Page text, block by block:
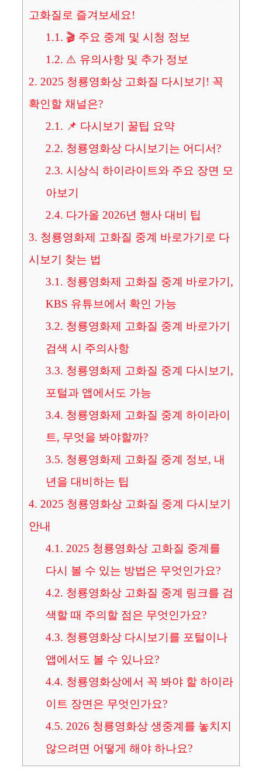
고화질로 즐겨보세요!
1.1. 🎬 주요 중계 및 시청 정보
1.2. ⚠️ 유의사항 및 추가 정보
2. 2025 청룡영화상 고화질 다시보기! 꼭
확인할 채널은?
2.1. 📌 다시보기 꿀팁 요약
2.2. 청룡영화상 다시보기는 어디서?
2.3. 시상식 하이라이트와 주요 장면 모
아보기
2.4. 다가올 2026년 행사 대비 팁
3. 청룡영화제 고화질 중계 바로가기로 다
시보기 찾는 법
3.1. 청룡영화제 고화질 중계 바로가기,
KBS 유튜브에서 확인 가능
3.2. 청룡영화제 고화질 중계 바로가기
검색 시 주의사항
3.3. 청룡영화제 고화질 중계 다시보기,
포털과 앱에서도 가능
3.4. 청룡영화제 고화질 중계 하이라이
트, 무엇을 봐야할까?
3.5. 청룡영화제 고화질 중계 정보, 내
년을 대비하는 팁
4. 2025 청룡영화상 고화질 중계 다시보기
안내
4.1. 2025 청룡영화상 고화질 중계를
다시 볼 수 있는 방법은 무엇인가요?
4.2. 청룡영화상 고화질 중계 링크를 검
색할 때 주의할 점은 무엇인가요?
4.3. 청룡영화상 다시보기를 포털이나
앱에서도 볼 수 있나요?
4.4. 청룡영화상에서 꼭 봐야 할 하이라
이트 장면은 무엇인가요?
4.5. 2026 청룡영화상 생중계를 놓치지
않으려면 어떻게 해야 하나요?